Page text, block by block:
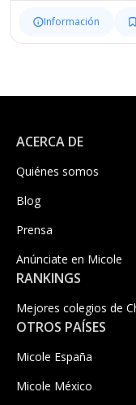
Información
ACERCA DE
Quiénes somos
Blog
Prensa
Anúnciate en Micole
RANKINGS
Mejores colegios de
OTROS PAÍSES
Micole España
Micole México